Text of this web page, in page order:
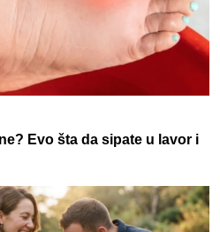
Evo šta da sipate u lavor i